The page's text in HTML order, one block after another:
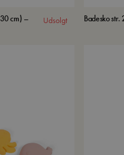
cm) – Udsolgt Badesko